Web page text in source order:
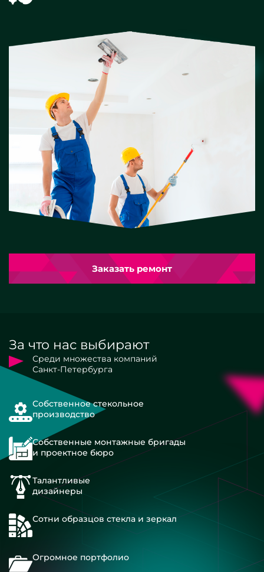
Заказать ремонт
За что нас выбирают
Среди множества компаний
Санкт-Петербурга
Собственное стекольное
производство
Собственные монтажные бригады
и проектное бюро
Талантливые
дизайнеры
Сотни образцов стекла и зеркал
Огромное портфолио